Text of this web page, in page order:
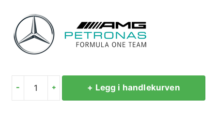
-
EINHELL
+ + Legg i handlekurven